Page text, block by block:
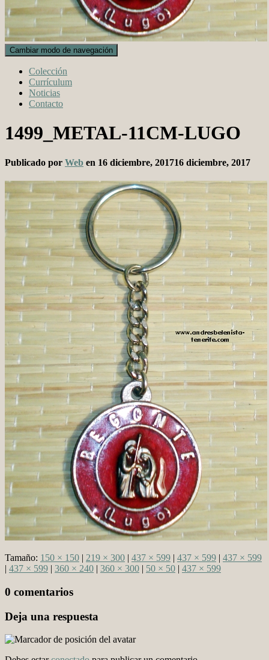
Cambiar modo de navegación
Colección
Currículum
Noticias
Contacto
1499_METAL-11CM-LUGO
Publicado por Web en 16 diciembre, 201716 diciembre, 2017
Tamaño: 150 × 150 | 219 × 300 | 437 × 599 | 437 × 599 | 437 × 599
| 437 × 599 | 360 × 240 | 360 × 300 | 50 × 50 | 437 × 599
0 comentarios
Deja una respuesta